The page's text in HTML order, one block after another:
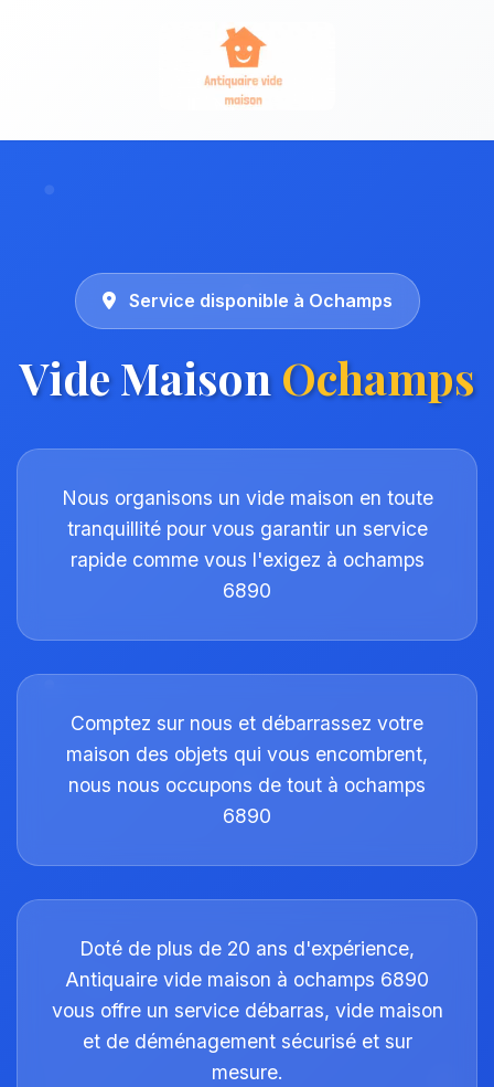
Service disponible à Ochamps
Vide Maison Ochamps
Nous organisons un vide maison en toute
tranquillité pour vous garantir un service
rapide comme vous l'exigez à ochamps
6890
Comptez sur nous et débarrassez votre
maison des objets qui vous encombrent,
nous nous occupons de tout à ochamps
6890
Doté de plus de 20 ans d'expérience,
Antiquaire vide maison à ochamps 6890
vous offre un service débarras, vide maison
et de déménagement sécurisé et sur
mesure.